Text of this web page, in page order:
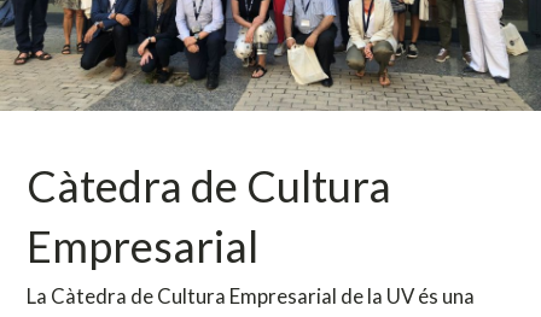
Càtedra de Cultura
Empresarial
La Càtedra de Cultura Empresarial de la UV és una